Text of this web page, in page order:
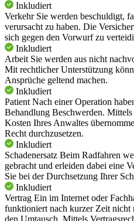
Inkludiert
Verkehr Sie werden beschuldigt,
verursacht zu haben. Die
sich gegen den Vorwurf zu
Inkludiert
Arbeit Sie werden aus nicht
Mit rechtlicher Unterstützung
Ansprüche geltend machen.
Inkludiert
Patient Nach einer Operation
Behandlung Beschwerden.
Kosten Ihres Anwaltes
Recht durchzusetzen.
Inkludiert
Schadenersatz Beim Radfahren
gebracht und erleiden dabei eine
Sie bei der Durchsetzung Ihrer
Inkludiert
Vertrag Ein im Internet oder
funktioniert nach kurzer Zeit nicht
den Umtausch. Mittels